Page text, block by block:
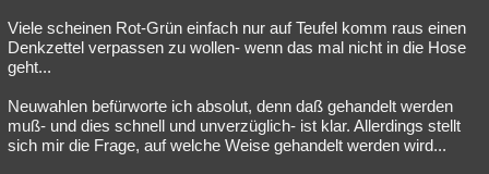
Viele scheinen Rot-Grün einfach nur auf Teufel komm raus einen
Denkzettel verpassen zu wollen- wenn das mal nicht in die Hose
geht...
Neuwahlen befürworte ich absolut, denn daß gehandelt werden
muß- und dies schnell und unverzüglich- ist klar. Allerdings stellt
sich mir die Frage, auf welche Weise gehandelt werden wird...